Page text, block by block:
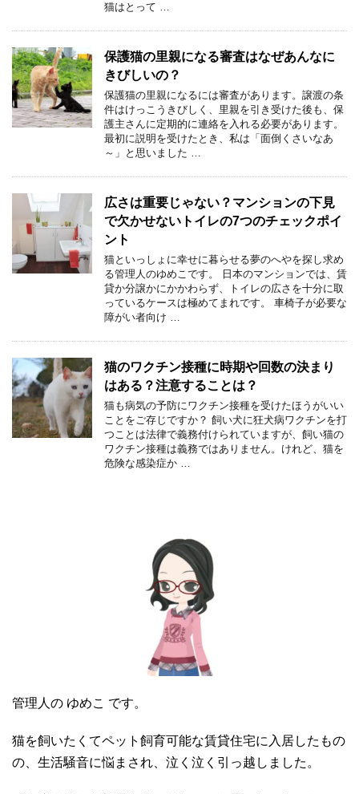
猫はとって …
保護猫の里親になる審査はなぜあんなに
きびしいの？
保護猫の里親になるには審査があります。譲渡の条
件はけっこうきびしく、里親を引き受けた後も、保
護主さんに定期的に連絡を入れる必要があります。
最初に説明を受けたとき、私は「面倒くさいなあ
～」と思いました …
広さは重要じゃない？マンションの下見
で欠かせないトイレの7つのチェックポイ
ント
猫といっしょに幸せに暮らせる夢のへやを探し求め
る管理人のゆめこです。 日本のマンションでは、賃
貸か分譲かにかかわらず、トイレの広さを十分に取
っているケースは極めてまれです。 車椅子が必要な
障がい者向け …
猫のワクチン接種に時期や回数の決まり
はある？注意することは？
猫も病気の予防にワクチン接種を受けたほうがいい
ことをご存じですか？ 飼い犬に狂犬病ワクチンを打
つことは法律で義務付けられていますが、飼い猫の
ワクチン接種は義務ではありません。けれど、猫を
危険な感染症か …
管理人の ゆめこ です。
猫を飼いたくてペット飼育可能な賃貸住宅に入居したもの
の、生活騒音に悩まされ、泣く泣く引っ越しました。